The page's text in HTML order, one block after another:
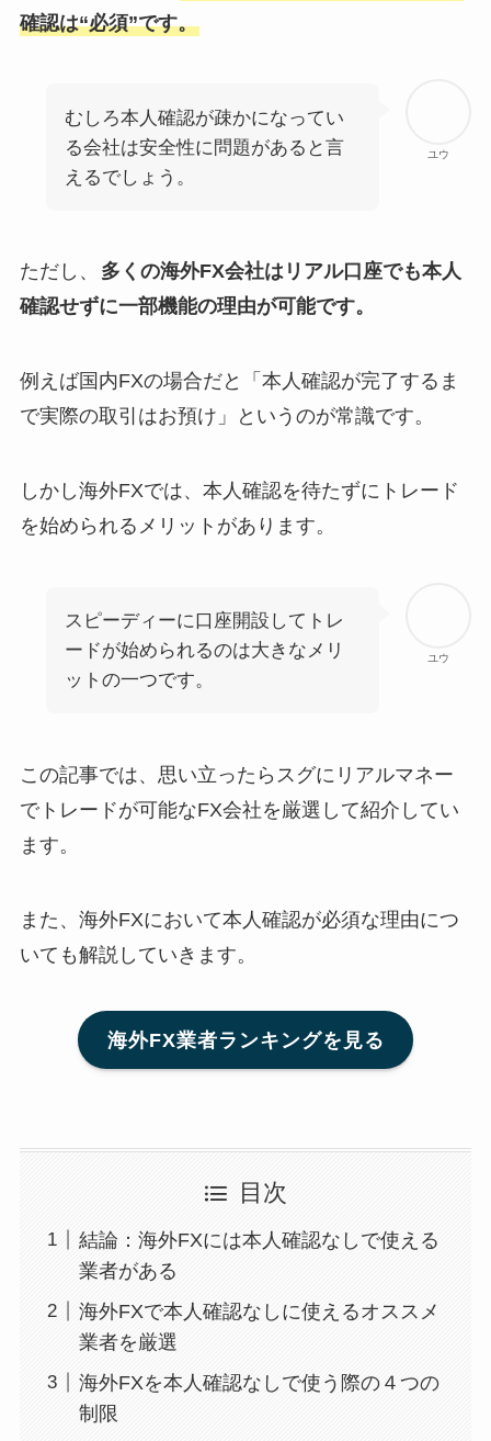
確認は“必須”です。
ユウ
むしろ本人確認が疎かになってい
る会社は安全性に問題があると言
えるでしょう。
ただし、
多くの海外FX会社はリアル口座でも本人
確認せずに一部機能の理由が可能です。
例えば国内FXの場合だと「本人確認が完了するま
で実際の取引はお預け」というのが常識です。
しかし海外FXでは、本人確認を待たずにトレード
を始められるメリットがあります。
ユウ
スピーディーに口座開設してトレ
ードが始められるのは大きなメリ
ットの一つです。
この記事では、思い立ったらスグにリアルマネー
でトレードが可能なFX会社を厳選して紹介してい
ます。
また、海外FXにおいて本人確認が必須な理由につ
いても解説していきます。
海外FX業者ランキングを見る
目次
結論：海外FXには本人確認なしで使える
業者がある
海外FXで本人確認なしに使えるオススメ
業者を厳選
海外FXを本人確認なしで使う際の４つの
制限